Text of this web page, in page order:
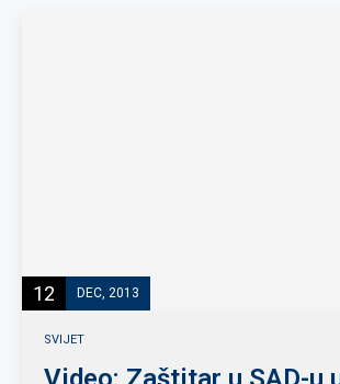
12 DEC, 2013
SVIJET